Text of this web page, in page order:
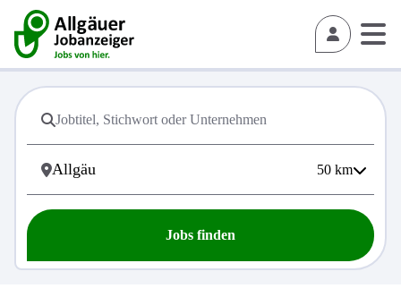
50 km
Jobs finden